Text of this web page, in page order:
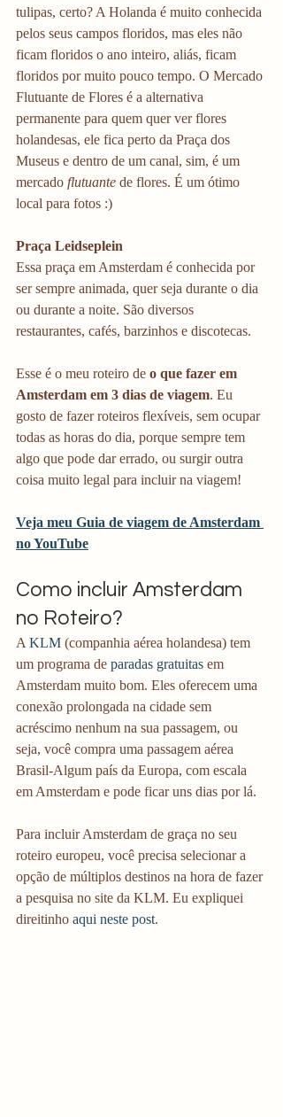
tulipas, certo? A Holanda é muito conhecida
pelos seus campos floridos, mas eles não
ficam floridos o ano inteiro, aliás, ficam
floridos por muito pouco tempo. O Mercado
Flutuante de Flores é a alternativa
permanente para quem quer ver flores
holandesas, ele fica perto da Praça dos
Museus e dentro de um canal, sim, é um
mercado flutuante de flores. É um ótimo
local para fotos :)
Praça Leidseplein
Essa praça em Amsterdam é conhecida por
ser sempre animada, quer seja durante o dia
ou durante a noite. São diversos
restaurantes, cafés, barzinhos e discotecas.
Esse é o meu roteiro de o que fazer em
Amsterdam em 3 dias de viagem. Eu
gosto de fazer roteiros flexíveis, sem ocupar
todas as horas do dia, porque sempre tem
algo que pode dar errado, ou surgir outra
coisa muito legal para incluir na viagem!
Veja meu Guia de viagem de Amsterdam
no YouTube
Como incluir Amsterdam
no Roteiro?
A KLM (companhia aérea holandesa) tem
um programa de paradas gratuitas em
Amsterdam muito bom. Eles oferecem uma
conexão prolongada na cidade sem
acréscimo nenhum na sua passagem, ou
seja, você compra uma passagem aérea
Brasil-Algum país da Europa, com escala
em Amsterdam e pode ficar uns dias por lá.
Para incluir Amsterdam de graça no seu
roteiro europeu, você precisa selecionar a
opção de múltiplos destinos na hora de fazer
a pesquisa no site da KLM. Eu expliquei
direitinho aqui neste post.